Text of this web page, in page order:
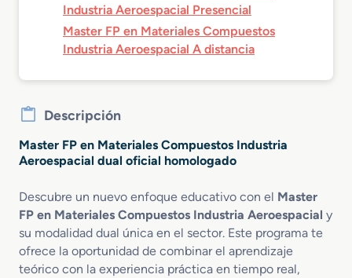
Industria Aeroespacial Presencial
Master FP en Materiales Compuestos
Industria Aeroespacial A distancia
Descripción
Master FP en Materiales Compuestos Industria
Aeroespacial dual oficial homologado
Descubre un nuevo enfoque educativo con el Master
FP en Materiales Compuestos Industria Aeroespacial y
su modalidad dual única en el sector. Este programa te
ofrece la oportunidad de combinar el aprendizaje
teórico con la experiencia práctica en tiempo real,